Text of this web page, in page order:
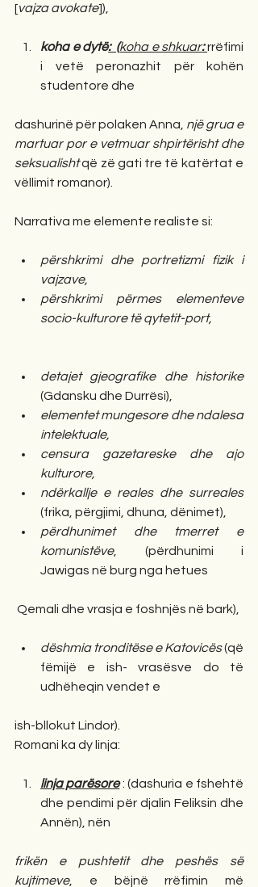
[vajza avokate]),
koha e dytë:  (koha e shkuar: rrëfimi
i vetë peronazhit për kohën
studentore dhe
dashurinë për polaken Anna, një grua e
martuar por e vetmuar shpirtërisht dhe
seksualisht që zë gati tre të katërtat e
vëllimit romanor).
Narrativa me elemente realiste si:
përshkrimi dhe portretizmi fizik i
vajzave,
përshkrimi përmes elementeve
socio-kulturore të qytetit-port,
detajet gjeografike dhe historike
(Gdansku dhe Durrësi),
elementet mungesore dhe ndalesa
intelektuale,
censura gazetareske dhe ajo
kulturore,
ndërkallje e reales dhe surreales
(frika, përgjimi, dhuna, dënimet),
përdhunimet dhe tmerret e
komunistëve, (përdhunimi i
Jawigas në burg nga hetues
Qemali dhe vrasja e foshnjës në bark),
dëshmia tronditëse e Katovicës (që
fëmijë e ish- vrasësve do të
udhëheqin vendet e
ish-bllokut Lindor).
Romani ka dy linja:
linja parësore : (dashuria e fshehtë
dhe pendimi për djalin Feliksin dhe
Annën), nën
frikën e pushtetit dhe peshës së
kujtimeve, e bëjnë rrëfimin më